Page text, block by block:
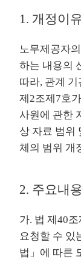
1. 개정이
노무제공자
하는 내용의
따라, 관계 기
제2조제7호
사원에 관한
상 자료 범위
체의 범위 개
2. 주요내
가. 법 제40
요청할 수 있
법」에 따른